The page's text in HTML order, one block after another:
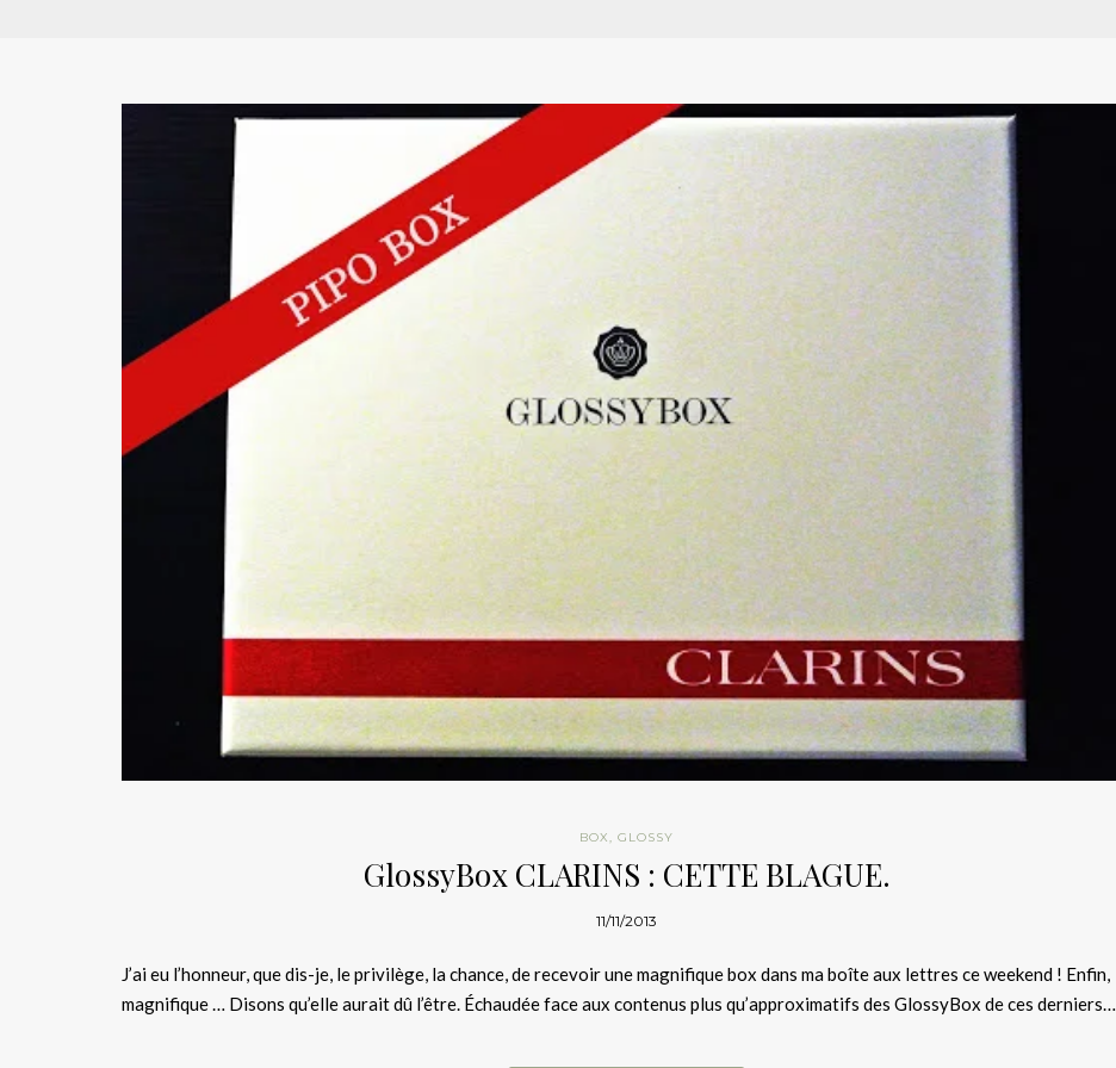
BOX,GLOSSY
GlossyBox CLARINS : CETTE BLAGUE.
11/11/2013
J’ai eu l’honneur, que dis-je, le privilège, la chance, de recevoir une magnifique box dans ma boîte aux lettres ce weekend ! Enfin,
magnifique … Disons qu’elle aurait dû l’être. Échaudée face aux contenus plus qu’approximatifs des GlossyBox de ces derniers…